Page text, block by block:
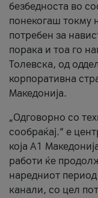
безбедноста во
понекогаш токму
потребен за
порака и тоа го
Толевска, од
корпоративна
Македонија.
„Одговорно со
сообраќај.“ е
која A1
работи ќе
наредниот
канали, со цел